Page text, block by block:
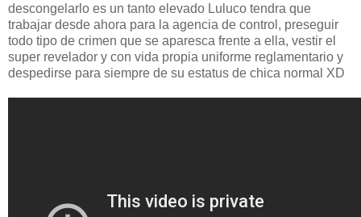
descongelarlo es un tanto elevado Luluco tendra que
trabajar desde ahora para la agencia de control, preseguir
todo tipo de crimen que se aparesca frente a ella, vestir el
super revelador y con vida propia uniforme reglamentario y
despedirse para siempre de su estatus de chica normal XD